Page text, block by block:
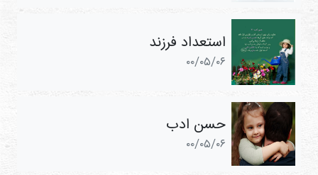
استعداد فرزند
۰۰/۰۵/۰۶
حسن ادب
۰۰/۰۵/۰۶